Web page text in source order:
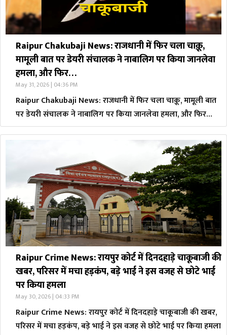
Raipur Chakubaji News: राजधानी में फिर चला चाक़ू,
मामूली बात पर डेयरी संचालक ने नाबालिग पर किया जानलेवा
हमला, और फिर…
May 31, 2026 | 04:36 PM
Raipur Chakubaji News: राजधानी में फिर चला चाक़ू, मामूली बात
पर डेयरी संचालक ने नाबालिग पर किया जानलेवा हमला, और फिर…
Raipur Crime News: रायपुर कोर्ट में दिनदहाड़े चाकूबाजी की
खबर, परिसर में मचा हड़कंप, बड़े भाई ने इस वजह से छोटे भाई
पर किया हमला
May 30, 2026 | 04:33 PM
Raipur Crime News: रायपुर कोर्ट में दिनदहाड़े चाकूबाजी की खबर,
परिसर में मचा हड़कंप, बड़े भाई ने इस वजह से छोटे भाई पर किया हमला